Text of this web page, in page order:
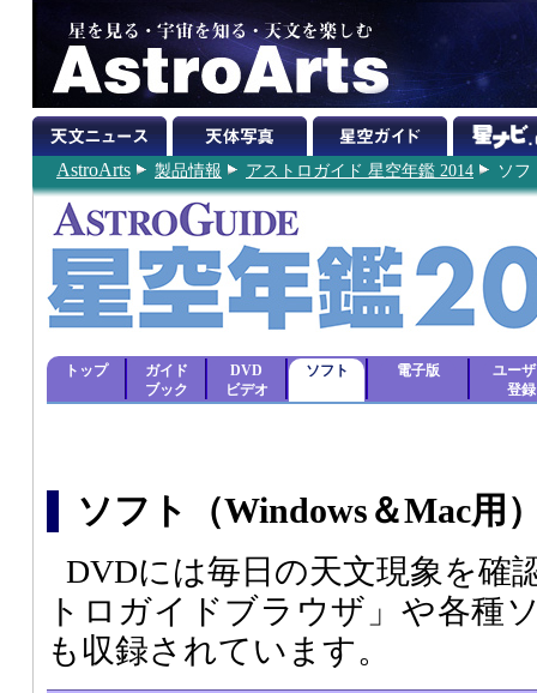
AstroArts 製品情報 アストロガイド 星空年鑑 2014 ソフ
トップ
ガイド
ブック
DVD
ビデオ
ソフト 電子版
ユー
登録
ソフト（Windows＆Mac用
DVDには毎日の天文現象を確
トロガイドブラウザ」や各種
も収録されています。